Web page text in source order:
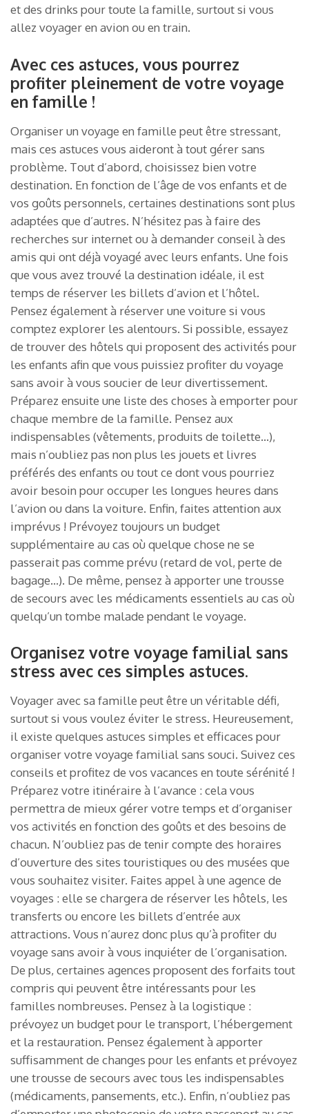
et des drinks pour toute la famille, surtout si vous
allez voyager en avion ou en train.
Avec ces astuces, vous pourrez
profiter pleinement de votre voyage
en famille !
Organiser un voyage en famille peut être stressant,
mais ces astuces vous aideront à tout gérer sans
problème. Tout d’abord, choisissez bien votre
destination. En fonction de l’âge de vos enfants et de
vos goûts personnels, certaines destinations sont plus
adaptées que d’autres. N’hésitez pas à faire des
recherches sur internet ou à demander conseil à des
amis qui ont déjà voyagé avec leurs enfants. Une fois
que vous avez trouvé la destination idéale, il est
temps de réserver les billets d’avion et l’hôtel.
Pensez également à réserver une voiture si vous
comptez explorer les alentours. Si possible, essayez
de trouver des hôtels qui proposent des activités pour
les enfants afin que vous puissiez profiter du voyage
sans avoir à vous soucier de leur divertissement.
Préparez ensuite une liste des choses à emporter pour
chaque membre de la famille. Pensez aux
indispensables (vêtements, produits de toilette…),
mais n’oubliez pas non plus les jouets et livres
préférés des enfants ou tout ce dont vous pourriez
avoir besoin pour occuper les longues heures dans
l’avion ou dans la voiture. Enfin, faites attention aux
imprévus ! Prévoyez toujours un budget
supplémentaire au cas où quelque chose ne se
passerait pas comme prévu (retard de vol, perte de
bagage…). De même, pensez à apporter une trousse
de secours avec les médicaments essentiels au cas où
quelqu’un tombe malade pendant le voyage.
Organisez votre voyage familial sans
stress avec ces simples astuces.
Voyager avec sa famille peut être un véritable défi,
surtout si vous voulez éviter le stress. Heureusement,
il existe quelques astuces simples et efficaces pour
organiser votre voyage familial sans souci. Suivez ces
conseils et profitez de vos vacances en toute sérénité !
Préparez votre itinéraire à l’avance : cela vous
permettra de mieux gérer votre temps et d’organiser
vos activités en fonction des goûts et des besoins de
chacun. N’oubliez pas de tenir compte des horaires
d’ouverture des sites touristiques ou des musées que
vous souhaitez visiter. Faites appel à une agence de
voyages : elle se chargera de réserver les hôtels, les
transferts ou encore les billets d’entrée aux
attractions. Vous n’aurez donc plus qu’à profiter du
voyage sans avoir à vous inquiéter de l’organisation.
De plus, certaines agences proposent des forfaits tout
compris qui peuvent être intéressants pour les
familles nombreuses. Pensez à la logistique :
prévoyez un budget pour le transport, l’hébergement
et la restauration. Pensez également à apporter
suffisamment de changes pour les enfants et prévoyez
une trousse de secours avec tous les indispensables
(médicaments, pansements, etc.). Enfin, n’oubliez pas